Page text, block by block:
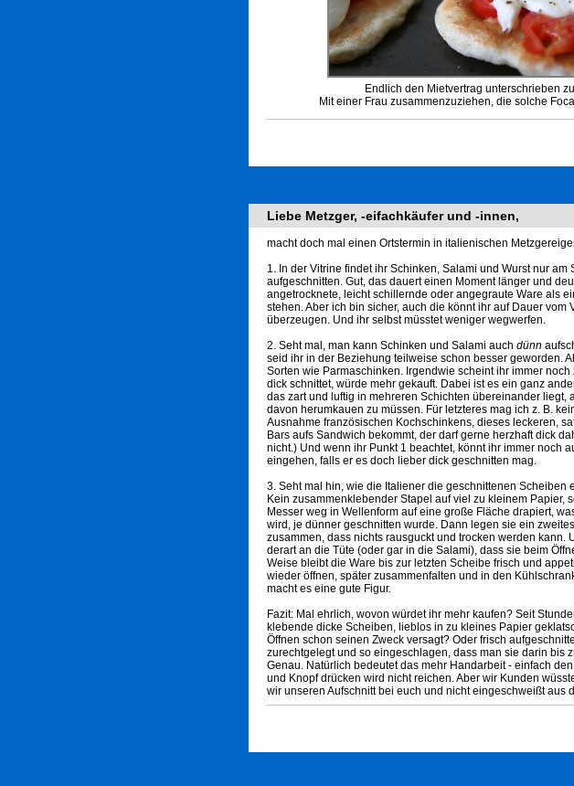
Endlich den Mietvertrag unterschrieben
Mit einer Frau zusammenzuziehen, die solche
Liebe Metzger, -eifachkäufer und -innen,
macht doch mal einen Ortstermin in italienischen
1. In der Vitrine findet ihr Schinken, Salami und Wurst nur am
aufgeschnitten. Gut, das dauert einen Moment länger und
angetrocknete, leicht schillernde oder angegraute Ware als
stehen. Aber ich bin sicher, auch die könnt ihr auf Dauer vom
überzeugen. Und ihr selbst müsstet weniger wegwerfen.
2. Seht mal, man kann Schinken und Salami auch dünn
seid ihr in der Beziehung teilweise schon besser geworden.
Sorten wie Parmaschinken. Irgendwie scheint ihr immer
dick schnittet, würde mehr gekauft. Dabei ist es ein ganz
das zart und luftig in mehreren Schichten übereinander liegt,
davon herumkauen zu müssen. Für letzteres mag ich z. B.
Ausnahme französischen Kochschinkens, dieses leckeren,
Bars aufs Sandwich bekommt, der darf gerne herzhaft dick
nicht.) Und wenn ihr Punkt 1 beachtet, könnt ihr immer noch
eingehen, falls er es doch lieber dick geschnitten mag.
3. Seht mal hin, wie die Italiener die geschnittenen Scheiben
Kein zusammenklebender Stapel auf viel zu kleinem Papier,
Messer weg in Wellenform auf eine große Fläche drapiert,
wird, je dünner geschnitten wurde. Dann legen sie ein
zusammen, dass nichts rausguckt und trocken werden kann.
derart an die Tüte (oder gar in die Salami), dass sie beim
Weise bleibt die Ware bis zur letzten Scheibe frisch und
wieder öffnen, später zusammenfalten und in den
macht es eine gute Figur.
Fazit: Mal ehrlich, wovon würdet ihr mehr kaufen? Seit
klebende dicke Scheiben, lieblos in zu kleines Papier
Öffnen schon seinen Zweck versagt? Oder frisch
zurechtgelegt und so eingeschlagen, dass man sie darin bis
Genau. Natürlich bedeutet das mehr Handarbeit - einfach
und Knopf drücken wird nicht reichen. Aber wir Kunden
wir unseren Aufschnitt bei euch und nicht eingeschweißt aus